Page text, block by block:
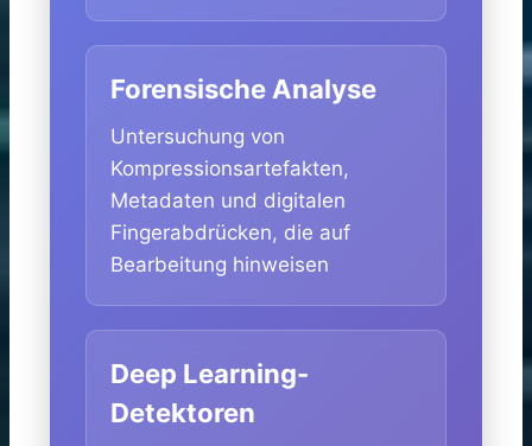
Forensische Analyse
Untersuchung von
Kompressionsartefakten,
Metadaten und digitalen
Fingerabdrücken, die auf
Bearbeitung hinweisen
Deep Learning-
Detektoren